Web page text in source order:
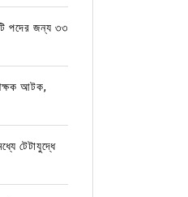
পদের জন্য ৩৩
আটক,
টেটাযুদ্ধে